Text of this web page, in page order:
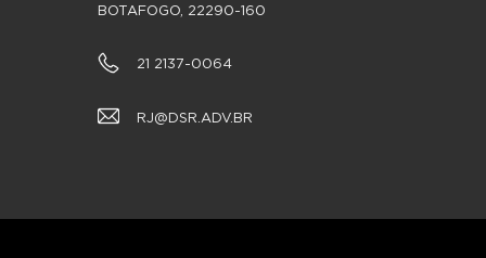
BOTAFOGO, 22290-160
21 2137-0064
RJ@DSR.ADV.BR